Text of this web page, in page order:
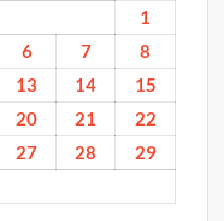
1
6 7
8
13 14
15
20 21
22
27 28
29